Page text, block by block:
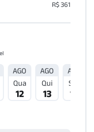
R$ 361
AGO
Qua
12
AGO
Qui
13
AGO
Sex
14